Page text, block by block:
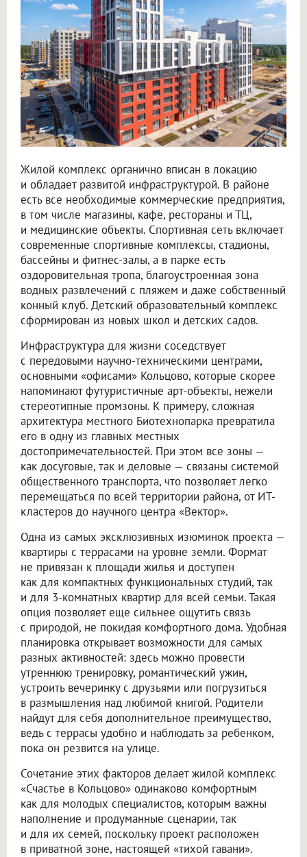
Жилой комплекс органично вписан в локацию
и обладает развитой инфраструктурой. В районе
есть все необходимые коммерческие предприятия,
в том числе магазины, кафе, рестораны и ТЦ,
и медицинские объекты. Спортивная сеть включает
современные спортивные комплексы, стадионы,
бассейны и фитнес-залы, а в парке есть
оздоровительная тропа, благоустроенная зона
водных развлечений с пляжем и даже собственный
конный клуб. Детский образовательный комплекс
сформирован из новых школ и детских садов.
Инфраструктура для жизни соседствует
с передовыми научно-техническими центрами,
основными «офисами» Кольцово, которые скорее
напоминают футуристичные арт-объекты, нежели
стереотипные промзоны. К примеру, сложная
архитектура местного Биотехнопарка превратила
его в одну из главных местных
достопримечательностей. При этом все зоны —
как досуговые, так и деловые — связаны системой
общественного транспорта, что позволяет легко
перемещаться по всей территории района, от ИТ-
кластеров до научного центра «Вектор».
Одна из самых эксклюзивных изюминок проекта —
квартиры с террасами на уровне земли. Формат
не привязан к площади жилья и доступен
как для компактных функциональных студий, так
и для 3-комнатных квартир для всей семьи. Такая
опция позволяет еще сильнее ощутить связь
с природой, не покидая комфортного дома. Удобная
планировка открывает возможности для самых
разных активностей: здесь можно провести
утреннюю тренировку, романтический ужин,
устроить вечеринку с друзьями или погрузиться
в размышления над любимой книгой. Родители
найдут для себя дополнительное преимущество,
ведь с террасы удобно и наблюдать за ребенком,
пока он резвится на улице.
Сочетание этих факторов делает жилой комплекс
«Счастье в Кольцово» одинаково комфортным
как для молодых специалистов, которым важны
наполнение и продуманные сценарии, так
и для их семей, поскольку проект расположен
в приватной зоне, настоящей «тихой гавани».